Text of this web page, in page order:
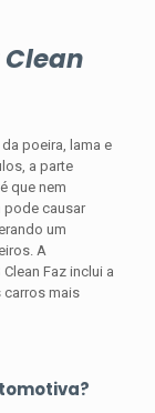
poeira, lama e
a parte
que nem
pode causar
um
A
Faz inclui a
mais